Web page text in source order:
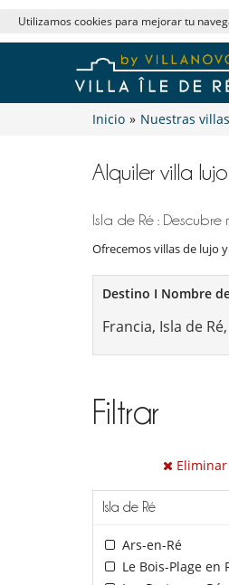
Utilizamos cookies para mejorar tu
Inicio » Nuestras villas
Alquiler villa
Isla de Ré :
Ofrecemos villas de lujo
Destino I Nombre
Filtrar
Isla de Ré
Ars-en-Ré
Le Bois-Plage en